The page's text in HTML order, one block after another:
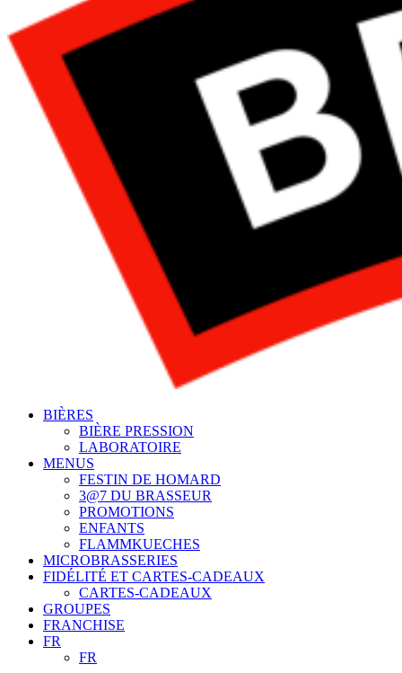
BIÈRES
BIÈRE PRESSION
LABORATOIRE
MENUS
FESTIN DE HOMARD
3@7 DU BRASSEUR
PROMOTIONS
ENFANTS
FLAMMKUECHES
MICROBRASSERIES
FIDÉLITÉ ET CARTES-CADEAUX
CARTES-CADEAUX
GROUPES
FRANCHISE
FR
FR